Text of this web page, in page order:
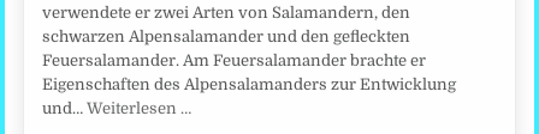
verwendete er zwei Arten von Salamandern, den
schwarzen Alpensalamander und den gefleckten
Feuersalamander. Am Feuersalamander brachte er
Eigenschaften des Alpensalamanders zur Entwicklung
und…Weiterlesen …